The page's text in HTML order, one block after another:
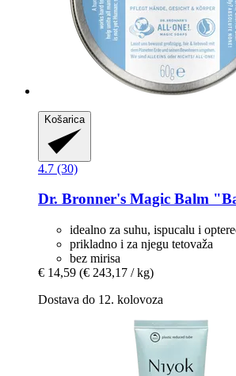
Košarica
4.7 (30)
Dr. Bronner's Magic Balm
idealno za suhu, ispucalu i
prikladno i za njegu tetovaža
bez mirisa
€ 14,59 (€ 243,17 / kg)
Dostava do 12. kolovoza